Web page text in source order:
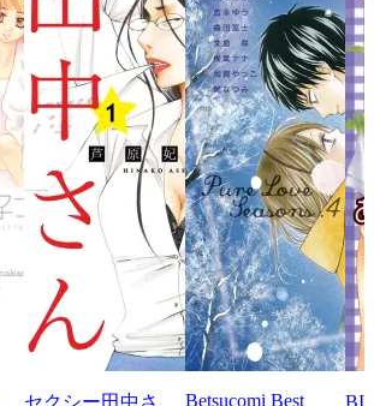
セクシー田中さ
Betsucomi Best